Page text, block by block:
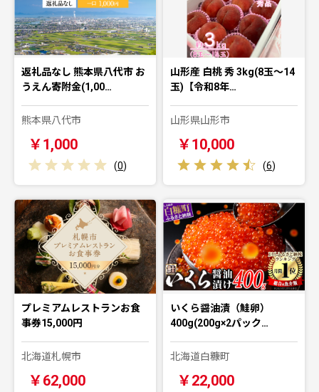
返礼品なし 熊本県八代市 お
うえん寄附金(1,00…
熊本県八代市
￥1,000
(0)
山形産 白桃 秀 3kg(8玉～14
玉)【令和8年…
山形県山形市
￥10,000
(6)
プレミアムレストランお食
事券15,000円
北海道札幌市
￥62,000
いくら醤油漬（鮭卵）
400g(200g×2パック…
北海道白糠町
￥22,000